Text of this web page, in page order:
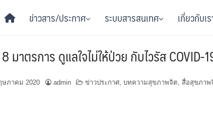
ข่าวสาร/ประกาศ ระบบสารสนเทศ เกี่ยวกับเ
8 มาตรการ ดูแลใจไม่ให้ป่วย กับไวรัส COVID-
ษภาคม 2020 admin ข่าวประกาศ, บทความสุขภาพจิต, สื่อสุขภาพ